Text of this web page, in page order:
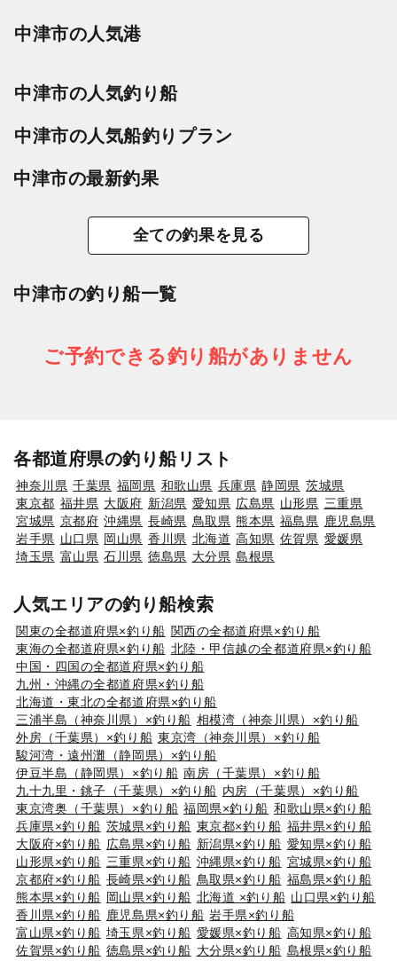
中津市の人気港
中津市の人気釣り船
中津市の人気船釣りプラン
中津市の最新釣果
全ての釣果を見る
中津市の釣り船一覧
ご予約できる釣り船がありません
各都道府県の釣り船リスト
神奈川県 千葉県 福岡県 和歌山県 兵庫県 静岡県 茨城県
東京都 福井県 大阪府 新潟県 愛知県 広島県 山形県 三重県
宮城県 京都府 沖縄県 長崎県 鳥取県 熊本県 福島県
鹿児島県
岩手県 山口県 岡山県 香川県 北海道 高知県 佐賀県 愛媛県
埼玉県 富山県 石川県 徳島県 大分県 島根県
人気エリアの釣り船検索
関東の全都道府県×釣り船 関西の全都道府県×釣り船
東海の全都道府県×釣り船 北陸・甲信越の全都道府県×釣り船
中国・四国の全都道府県×釣り船
九州・沖縄の全都道府県×釣り船
北海道・東北の全都道府県×釣り船
三浦半島（神奈川県）×釣り船 相模湾（神奈川県）×釣り船
外房（千葉県）×釣り船 東京湾（神奈川県）×釣り船
駿河湾・遠州灘（静岡県）×釣り船
伊豆半島（静岡県）×釣り船 南房（千葉県）×釣り船
九十九里・銚子（千葉県）×釣り船 内房（千葉県）×釣り船
東京湾奥（千葉県）×釣り船 福岡県×釣り船 和歌山県×釣り船
兵庫県×釣り船 茨城県×釣り船 東京都×釣り船 福井県×釣り船
大阪府×釣り船 広島県×釣り船 新潟県×釣り船 愛知県×釣り船
山形県×釣り船 三重県×釣り船 沖縄県×釣り船 宮城県×釣り船
京都府×釣り船 長崎県×釣り船 鳥取県×釣り船 福島県×釣り船
熊本県×釣り船 岡山県×釣り船 北海道 ×釣り船 山口県×釣り船
香川県×釣り船 鹿児島県×釣り船 岩手県×釣り船
富山県×釣り船 埼玉県×釣り船 愛媛県×釣り船 高知県×釣り船
佐賀県×釣り船 徳島県×釣り船 大分県×釣り船 島根県×釣り船